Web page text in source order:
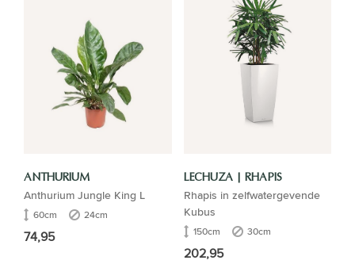
ANTHURIUM
Anthurium Jungle King L
60cm 24cm
74,95
LECHUZA | RHAPIS
Rhapis in zelfwatergevende
Kubus
150cm 30cm
202,95